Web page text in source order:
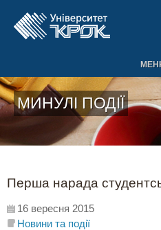
МИНУЛІ ПОДІЇ
Перша нарада
16 вересня 2015
Новини та події